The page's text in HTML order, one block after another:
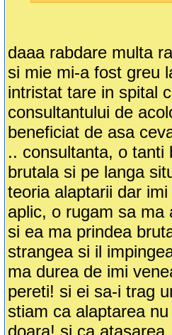
daaa rabdare multa
si mie mi-a fost greu
intristat tare in spital
consultantului de
beneficiat de asa
.. consultanta, o tanti
brutala si pe langa
teoria alaptarii dar
aplic, o rugam sa ma
si ea ma prindea
strangea si il
ma durea de imi
pereti! si ei sa-i trag
stiam ca alaptarea